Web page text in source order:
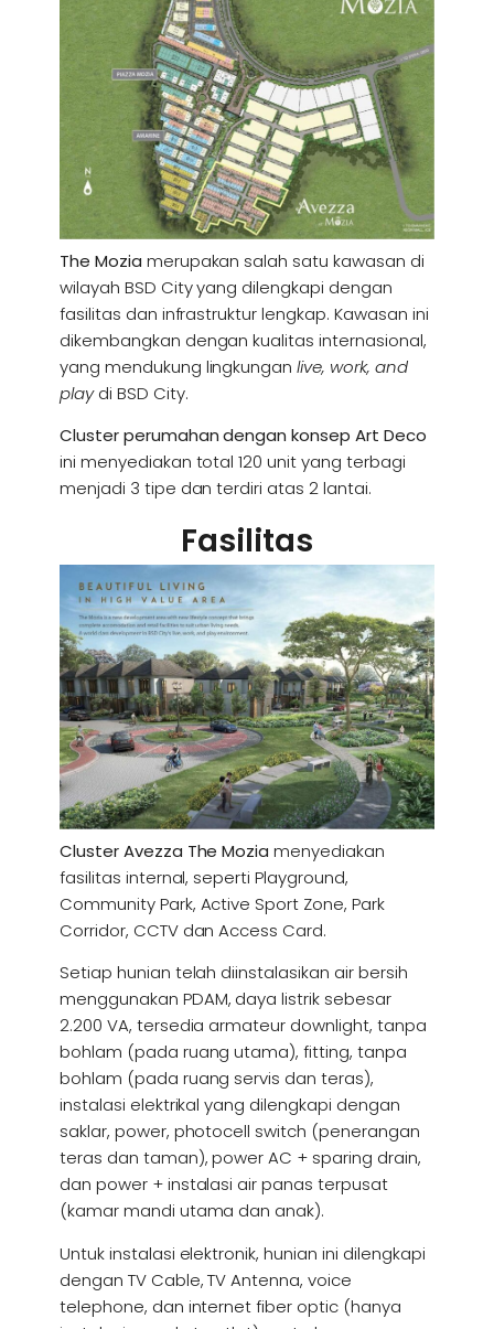
The Mozia merupakan salah satu kawasan di
wilayah BSD City yang dilengkapi dengan
fasilitas dan infrastruktur lengkap. Kawasan ini
dikembangkan dengan kualitas internasional,
yang mendukung lingkunganlive, work, and
playdi BSD City.
Cluster perumahan dengan konsep Art Deco
ini menyediakan total 120 unit yang terbagi
menjadi 3 tipe dan terdiri atas 2 lantai.
Fasilitas
Cluster Avezza The Mozia menyediakan
fasilitas internal, seperti Playground,
Community Park, Active Sport Zone, Park
Corridor, CCTV dan Access Card.
Setiap hunian telah diinstalasikan air bersih
menggunakan PDAM, daya listrik sebesar
2.200 VA, tersedia armateur downlight, tanpa
bohlam (pada ruang utama), fitting, tanpa
bohlam (pada ruang servis dan teras),
instalasi elektrikal yang dilengkapi dengan
saklar, power, photocell switch (penerangan
teras dan taman), power AC + sparing drain,
dan power + instalasi air panas terpusat
(kamar mandi utama dan anak).
Untuk instalasi elektronik, hunian ini dilengkapi
dengan TV Cable, TV Antenna, voice
telephone, dan internet fiber optic (hanya